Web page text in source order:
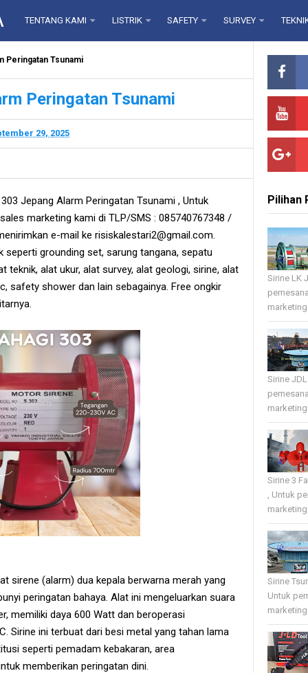
TENTANG KAMI LISTRIK SAFETY SURVEY
Peringatan Tsunami
Peringatan Tsunami
29, 2025
Jepang Alarm Peringatan Tsunami , Untuk
marketing kami di TLP/SMS : 085740767348 /
e-mail ke risiskalestari2@gmail.com.
seperti grounding set, sarung tangana, sepatu
teknik, alat ukur, alat survey, alat geologi, sirine, alat
safety shower dan lain sebagainya. Free ongkir
sirene (alarm) dua kepala berwarna merah yang
peringatan bahaya. Alat ini mengeluarkan suara
memiliki daya 600 Watt dan beroperasi
Sirine ini terbuat dari besi metal yang tahan lama
seperti pemadam kebakaran, area
memberikan peringatan dini.
Pilihan
Sirine LK
Sirine
Sirine 3
, Untuk
Sirine
Untuk